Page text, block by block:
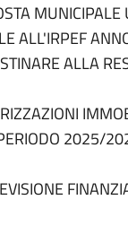
ALL'IRPEF
ALLA
2025/